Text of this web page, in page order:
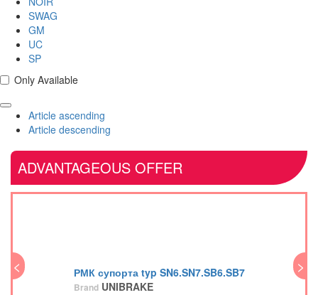
SWAG
GM
UC
SP
Only Available
Article ascending
Article descending
ADVANTAGEOUS OFFER
< РМК супорта typ SN6.SN7.SB6.SB7
BrandUNIBRAKE
>